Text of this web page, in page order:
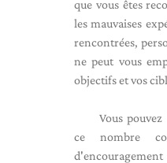
que vous êtes
les mauvaises
rencontrées,
ne peut vous
objectifs et vos
Vous
ce nombre